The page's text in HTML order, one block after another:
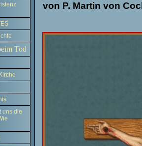
Tod
uns die
von P. Martin von